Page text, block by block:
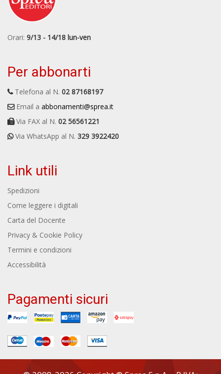
Orari: 9/13 - 14/18 lun-ven
Per abbonarti
Telefona al N. 02 87168197
Email a abbonamenti@sprea.it
Via FAX al N. 02 56561221
Via WhatsApp al N. 329 3922420
Link utili
Spedizioni
Come leggere i digitali
Carta del Docente
Privacy & Cookie Policy
Termini e condizioni
Accessibilità
Pagamenti sicuri